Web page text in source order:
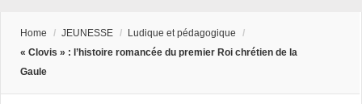
Home / JEUNESSE / Ludique et pédagogique
/
« Clovis » : l’histoire romancée du premier Roi chrétien de la
Gaule